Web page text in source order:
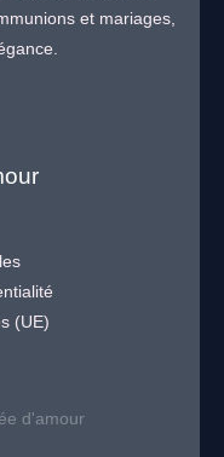
et mariages,
(UE)
d'amour